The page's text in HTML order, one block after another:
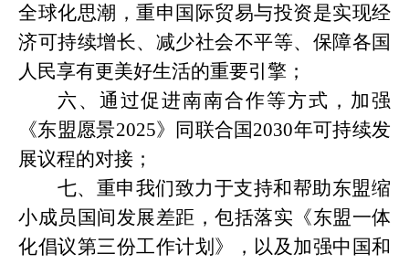
全球化思潮，重申国际贸易与投资是实现经
济可持续增长、减少社会不平等、保障各国
人民享有更美好生活的重要引擎；
六、通过促进南南合作等方式，加强
《东盟愿景2025》同联合国2030年可持续发
展议程的对接；
七、重申我们致力于支持和帮助东盟缩
小成员国间发展差距，包括落实《东盟一体
化倡议第三份工作计划》，以及加强中国和